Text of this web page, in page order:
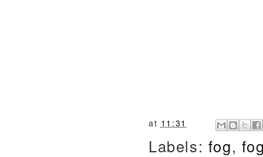
at 11:31
Labels: fog,